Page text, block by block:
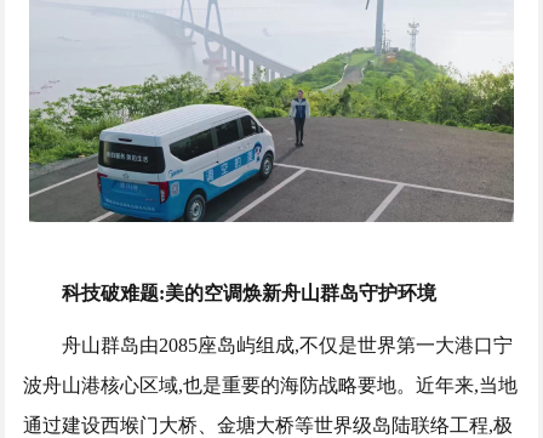
科技破难题:美的空调焕新舟山群岛守护环境
舟山群岛由2085座岛屿组成,不仅是世界第一大港口宁
波舟山港核心区域,也是重要的海防战略要地。近年来,当地
通过建设西堠门大桥、金塘大桥等世界级岛陆联络工程,极